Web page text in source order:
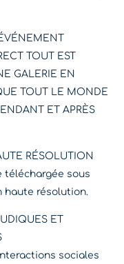
TOUT EST
GALERIE EN
TOUT LE MONDE
ET APRÈS
RÉSOLUTION
téléchargée sous
haute résolution.
ET
sociales